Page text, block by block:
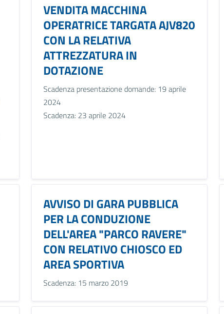
VENDITA MACCHINA
OPERATRICE TARGATA AJV820
CON LA RELATIVA
ATTREZZATURA IN
DOTAZIONE
Scadenza presentazione domande: 19 aprile
2024
Scadenza: 23 aprile 2024
AVVISO DI GARA PUBBLICA
PER LA CONDUZIONE
DELL'AREA "PARCO RAVERE"
CON RELATIVO CHIOSCO ED
AREA SPORTIVA
Scadenza: 15 marzo 2019